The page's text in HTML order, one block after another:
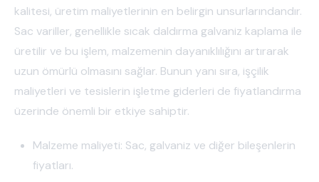
kalitesi, üretim maliyetlerinin en belirgin unsurlarındandır.
Sac variller, genellikle sıcak daldırma galvaniz kaplama ile
üretilir ve bu işlem, malzemenin dayanıklılığını artırarak
uzun ömürlü olmasını sağlar. Bunun yanı sıra, işçilik
maliyetleri ve tesislerin işletme giderleri de fiyatlandırma
üzerinde önemli bir etkiye sahiptir.
Malzeme maliyeti: Sac, galvaniz ve diğer bileşenlerin
fiyatları.